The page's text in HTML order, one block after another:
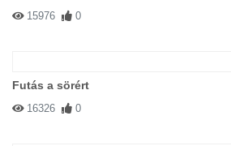
15976 0
Futás a sörért
16326 0